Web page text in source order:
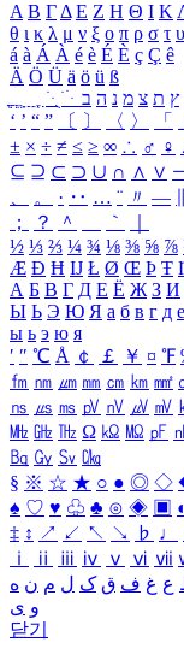
Α Β ΓΔ Ε Ζ Η Θ Ι Κ
θ ι κ λ μ ν ξ ο π ρ σ τ υ
á à Á À é è É È ç Ç ê
Ä Ö Ü ä ö ü ß
ִֶֹ ֻּ ׁׂ ץ ת צ מ נ ה ב
‘ ’ “ ” 〔 〕 〈 〉 「
± × ÷ ≠ ≤ ≥ ∞ ∴ ♂ ♀
⊆ ⊇ ⊂ ⊃ ∪ ∩ ∧ ∨
、
。 · ‥ … ¨ 〃 ―
；
？ ＾ ｀
½ ⅓ ⅔ ¼ ¾ ⅛ ⅜ ⅝ ⅞
Æ Ð Ħ Ĳ Ł Ø Œ Þ Ŧ
А Б В Г Д Е Ё Ж З И
Ы Ь Э Ю Я а б в г д е
ы ь э ю я
′ ″ ℃ Å ￠ ￡ ￥ ¤ ℉
㎙ ㎚ ㎛ ㎜ ㎝ ㎞ ㎟
㎱ ㎲ ㎳ ㎴ ㎵ ㎶ ㎷
㎒ ㎓ ㎔ Ω ㏀ ㏁ ㎊
㏃ ㏉ ㏜ ㏆
§ ※ ☆ ★ ○ ● ◎ ◇
♠ ♡ ♥ ♧ ♣ ⊙ ◈ ▣ ◐
‡ ↕ ↗ ↙ ↖ ↘ ♭ ♩
ⅰ
ⅱ ⅲ ⅳ ⅴ ⅵ ⅶ
ع غ ف ق ک ل م ن ه
و ی
닫기